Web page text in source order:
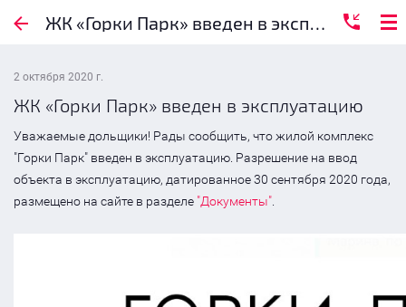
ЖК «Горки Парк» введен в эксплуатацию
Артхаус
2 октября 2020 г.
ЖК «Горки Парк» введен в эксплуатацию
Уважаемые дольщики! Рады сообщить, что жилой комплекс
"Горки Парк" введен в эксплуатацию. Разрешение на ввод
объекта в эксплуатацию, датированное 30 сентября 2020 года,
размещено на сайте в разделе "Документы"